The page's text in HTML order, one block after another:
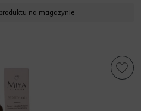
na magazynie